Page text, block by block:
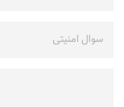
سوال امنیتی